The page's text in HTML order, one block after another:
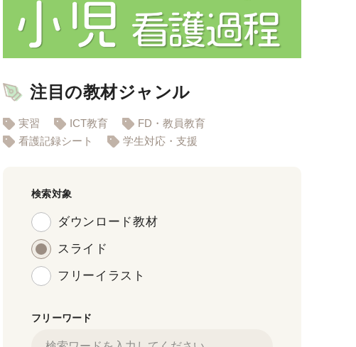
注目の教材ジャンル
実習 ICT教育
FD・教員教育
看護記録シート
学生対応・支援
検索対象
ダウンロード教材
スライド
フリーイラスト
フリーワード